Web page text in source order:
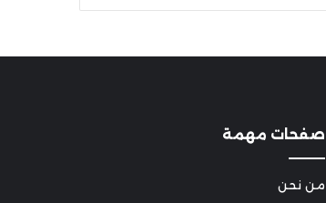
صفحات مهمة
من نحن